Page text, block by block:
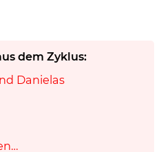
dem Zyklus:
Danielas